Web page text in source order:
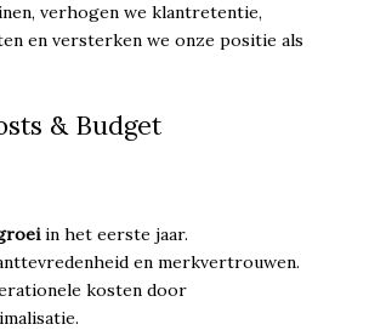
verhogen we klantretentie,
en versterken we onze positie als
& Budget
in het eerste jaar.
en merkvertrouwen.
kosten door